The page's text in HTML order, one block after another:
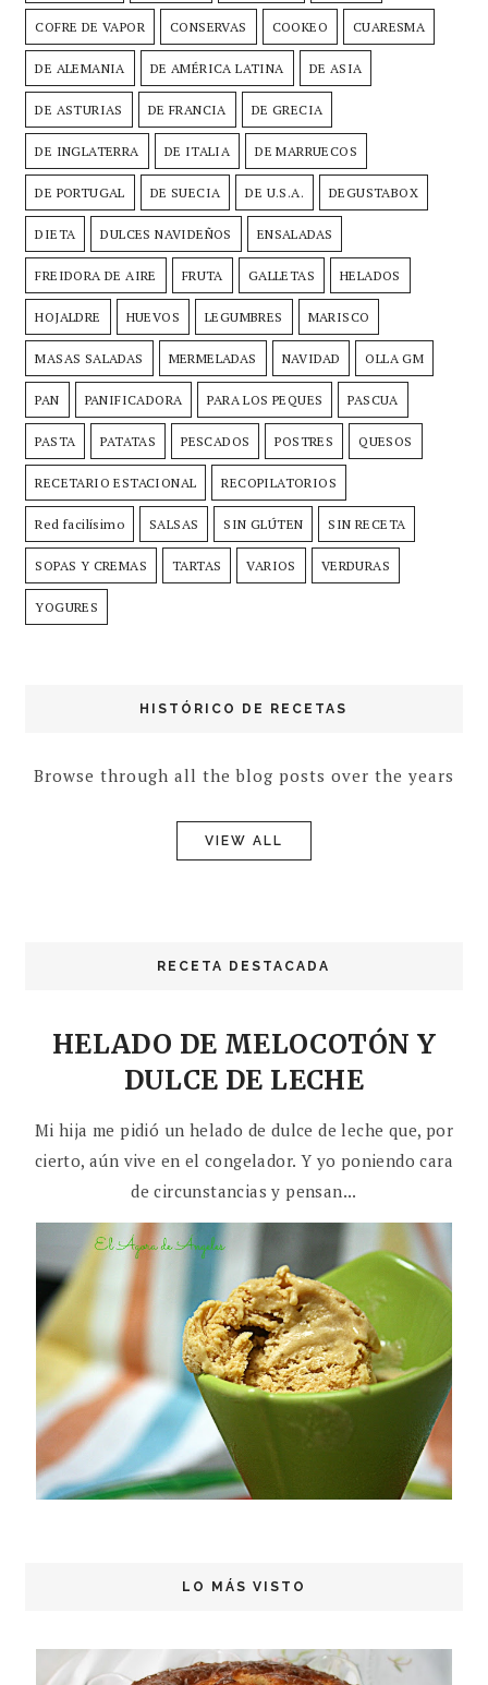
COFRE DE VAPOR CONSERVAS COOKEO CUARESMA
DE ALEMANIA DE AMÉRICA LATINA DE ASIA
DE ASTURIAS DE FRANCIA DE GRECIA
DE INGLATERRA DE ITALIA DE MARRUECOS
DE PORTUGAL DE SUECIA DE U.S.A. DEGUSTABOX
DIETA DULCES NAVIDEÑOS ENSALADAS
FREIDORA DE AIRE FRUTA GALLETAS HELADOS
HOJALDRE HUEVOS LEGUMBRES MARISCO
MASAS SALADAS MERMELADAS NAVIDAD OLLA GM
PAN PANIFICADORA PARA LOS PEQUES PASCUA
PASTA PATATAS PESCADOS POSTRES QUESOS
RECETARIO ESTACIONAL RECOPILATORIOS
Red facilísimo SALSAS SIN GLÚTEN SIN RECETA
SOPAS Y CREMAS TARTAS VARIOS VERDURAS
YOGURES
HISTÓRICO DE RECETAS
Browse through all the blog posts over the years
VIEW ALL
RECETA DESTACADA
HELADO DE MELOCOTÓN Y
DULCE DE LECHE
Mi hija me pidió un helado de dulce de leche que, por
cierto, aún vive en el congelador. Y yo poniendo cara
de circunstancias y pensan...
LO MÁS VISTO